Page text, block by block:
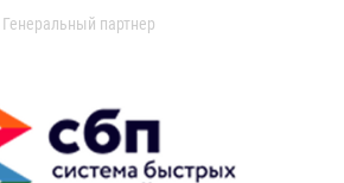
Генеральный партнер